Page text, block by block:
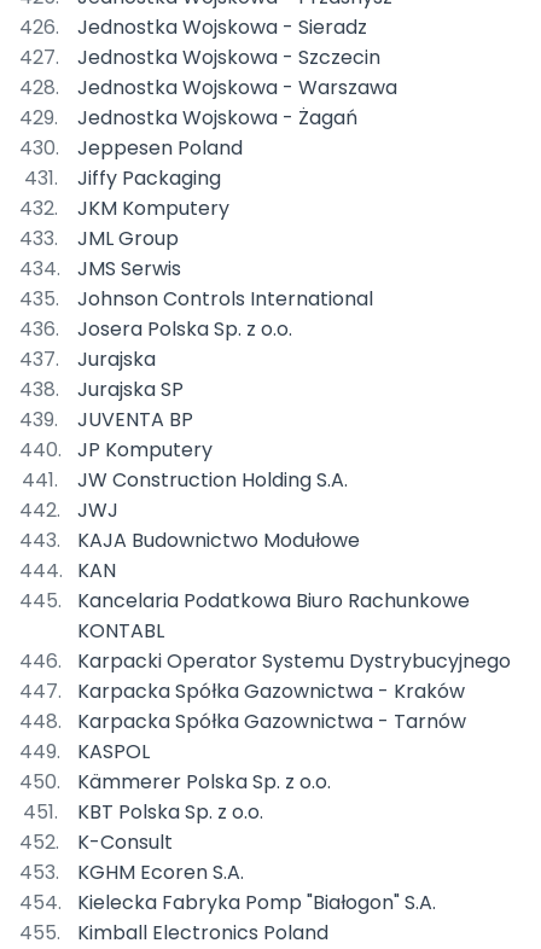
Jednostka Wojskowa - Sieradz
Jednostka Wojskowa - Szczecin
Jednostka Wojskowa - Warszawa
Jednostka Wojskowa - Żagań
Jeppesen Poland
Jiffy Packaging
JKM Komputery
JML Group
JMS Serwis
Johnson Controls International
Josera Polska Sp. z o.o.
Jurajska
Jurajska SP
JUVENTA BP
JP Komputery
JW Construction Holding S.A.
JWJ
KAJA Budownictwo Modułowe
KAN
Kancelaria Podatkowa Biuro Rachunkowe
KONTABL
Karpacki Operator Systemu Dystrybucyjnego
Karpacka Spółka Gazownictwa - Kraków
Karpacka Spółka Gazownictwa - Tarnów
KASPOL
Kämmerer Polska Sp. z o.o.
KBT Polska Sp. z o.o.
K-Consult
KGHM Ecoren S.A.
Kielecka Fabryka Pomp "Białogon" S.A.
Kimball Electronics Poland